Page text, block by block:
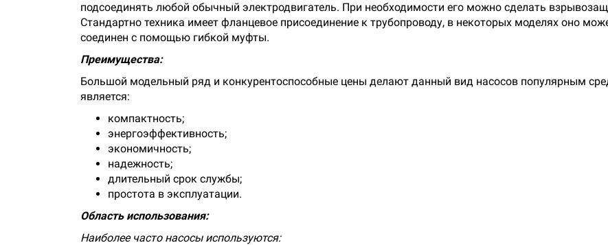
подсоединять любой обычный электродвигатель. При необходимости его можно сделать
Стандартно техника имеет фланцевое присоединение к трубопроводу, в некоторых моделях оно
соединен с помощью гибкой муфты.
Преимущества:
Большой модельный ряд и конкурентоспособные цены делают данный вид насосов популярным
является:
компактность;
энергоэффективность;
экономичность;
надежность;
длительный срок службы;
простота в эксплуатации.
Область использования:
Наиболее часто насосы используются: